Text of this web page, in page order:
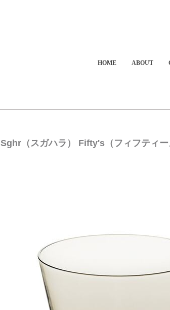
HOME ABOUT
Sghr（スガハラ） Fifty's（フィフティ